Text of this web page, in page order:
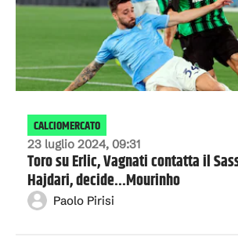
23 luglio 2024, 09:31
CALCIOMERCATO
Toro su Erlic, Vagnati contatta il
Hajdari, decide...Mourinho
Paolo Pirisi